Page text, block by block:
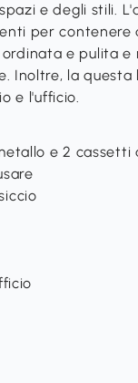
e degli stili.
per contenere
e pulita
Inoltre, la
e l'ufficio.
e 2 cassetti